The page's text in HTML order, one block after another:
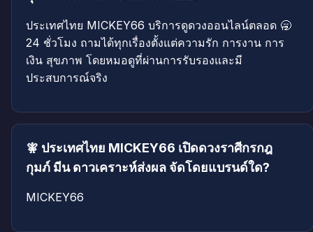
ประเทศไทย MICKEY66 บริการดูดวงออนไลน์ตลอด 🥱
24 ชั่วโมง ถามได้ทุกเรื่องตั้งแต่ความรัก การงาน การ
เงิน สุขภาพ โดยหมอดูที่ผ่านการรับรองและมี
ประสบการณ์จริง
🧚 ประเทศไทย MICKEY66 เปิดดวงราศีกรกฎ
กุมภ์ มีน ดาวเคราะห์ส่งผล จัดโดยแบรนด์ใด?
MICKEY66